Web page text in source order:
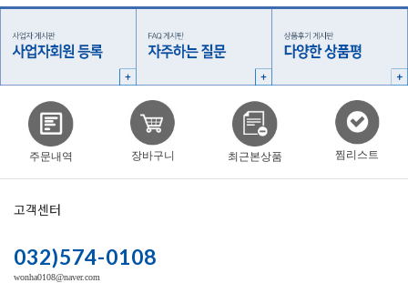
주문내역 장바구니 최근본상품 찜리스트
고객센터
032)574-0108
wonha0108@naver.com